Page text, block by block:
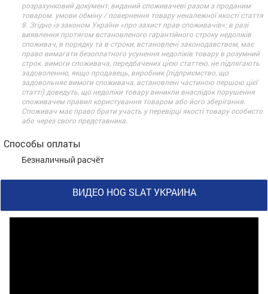
розрахунковий документ, виданий споживачеві разом з проданим
товаром. умови обміну / повернення товару неналежної якості стаття
8. Згідно із законом України «про захист прав споживачів»: в разі
виявлення протягом встановленого гарантійного строку недоліків
споживач, в порядку та в строки, встановлені законодавством, має
право вимагати безоплатного усунення недоліків товару в розумний
строк. вимоги споживача, передбачених цією статтею, не підлягають
задоволенню, якщо продавець, виробник (підприємство, що
задовольняє вимоги споживача, встановлені частиною першою цієї
статті) доведуть, що недоліки товару виникли внаслідок порушення
споживачем правил користування товаром або його зберігання.
Споживач має право брати участь у перевірці якості товару особисто
або через свого представника.
Способы оплаты
Безналичный расчёт
ВИДЕО HOG SLAT УКРАИНА